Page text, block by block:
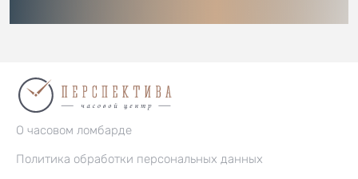
О часовом ломбарде
Политика обработки персональных данных